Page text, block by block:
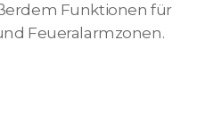
Funktionen für
Feueralarmzonen.